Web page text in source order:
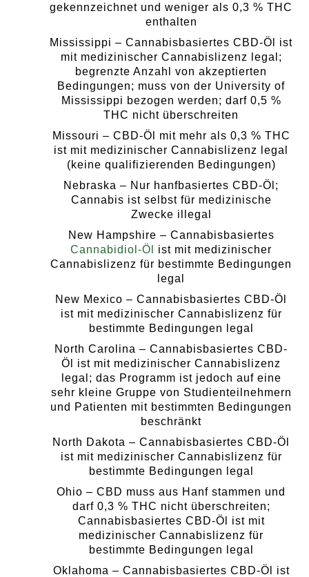
gekennzeichnet und weniger als 0,3 % THC
enthalten
Mississippi – Cannabisbasiertes CBD-Öl ist
mit medizinischer Cannabislizenz legal;
begrenzte Anzahl von akzeptierten
Bedingungen; muss von der University of
Mississippi bezogen werden; darf 0,5 %
THC nicht überschreiten
Missouri – CBD-Öl mit mehr als 0,3 % THC
ist mit medizinischer Cannabislizenz legal
(keine qualifizierenden Bedingungen)
Nebraska – Nur hanfbasiertes CBD-Öl;
Cannabis ist selbst für medizinische
Zwecke illegal
New Hampshire – Cannabisbasiertes
Cannabidiol-Öl
ist mit medizinischer
Cannabislizenz für bestimmte Bedingungen
legal
New Mexico – Cannabisbasiertes CBD-Öl
ist mit medizinischer Cannabislizenz für
bestimmte Bedingungen legal
North Carolina – Cannabisbasiertes CBD-
Öl ist mit medizinischer Cannabislizenz
legal; das Programm ist jedoch auf eine
sehr kleine Gruppe von Studienteilnehmern
und Patienten mit bestimmten Bedingungen
beschränkt
North Dakota – Cannabisbasiertes CBD-Öl
ist mit medizinischer Cannabislizenz für
bestimmte Bedingungen legal
Ohio – CBD muss aus Hanf stammen und
darf 0,3 % THC nicht überschreiten;
Cannabisbasiertes CBD-Öl ist mit
medizinischer Cannabislizenz für
bestimmte Bedingungen legal
Oklahoma – Cannabisbasiertes CBD-Öl ist